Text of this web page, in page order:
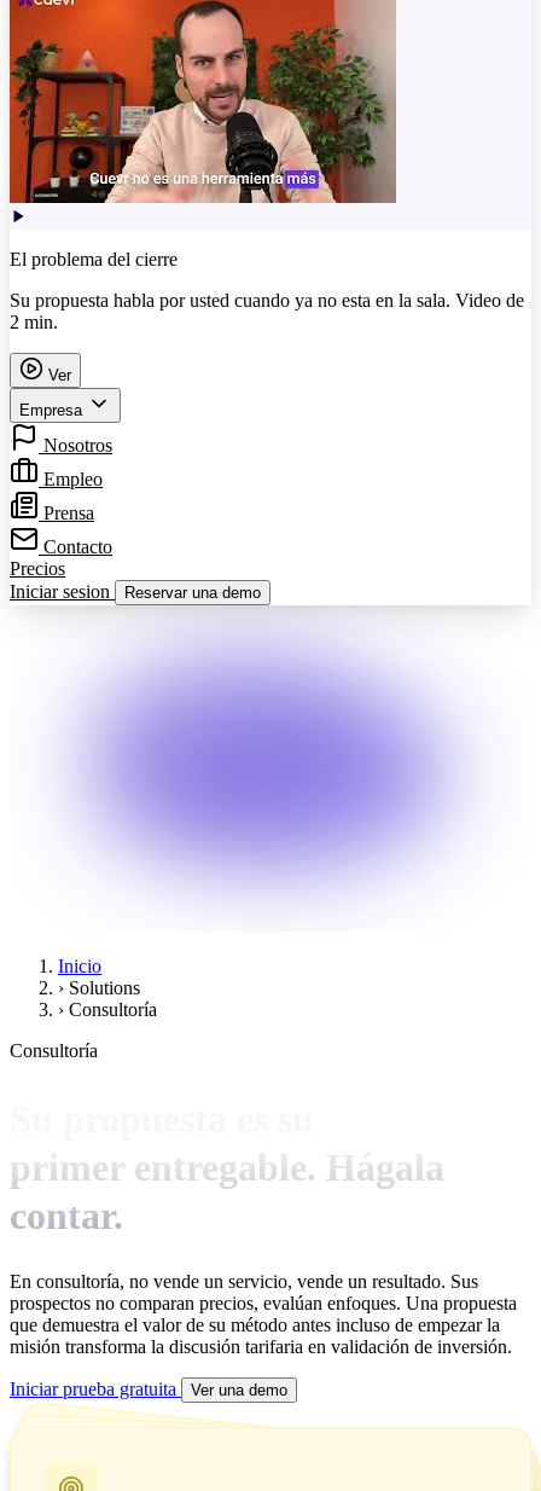
El problema del cierre
Su propuesta habla por usted cuando ya no esta en la sala. Video de
2 min.
Ver
Empresa
Nosotros
Empleo
Prensa
Contacto
Precios
Iniciar sesion
Reservar una demo
Inicio
› Solutions
› Consultoría
Consultoría
primer entregable. Hágala
contar.
En consultoría, no vende un servicio, vende un resultado. Sus
prospectos no comparan precios, evalúan enfoques. Una propuesta
que demuestra el valor de su método antes incluso de empezar la
misión transforma la discusión tarifaria en validación de inversión.
Iniciar prueba gratuita Ver una demo